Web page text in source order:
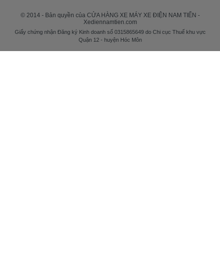
© 2014 - Bản quyền của CỬA HÀNG XE MÁY XE ĐIỆN NAM TIẾN -
Xediennamtien.com
Giấy chứng nhận Đăng ký Kinh doanh số 0315865649 do Chi cục Thuế khu vực
Quận 12 - huyện Hóc Môn